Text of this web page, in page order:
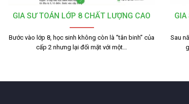
GIA SƯ TOÁN LỚP 8 CHẤT LƯỢNG CAO
Bước vào lớp 8, học sinh không còn là “tân binh” của
cấp 2 nhưng lại đối mặt với một…
Sau